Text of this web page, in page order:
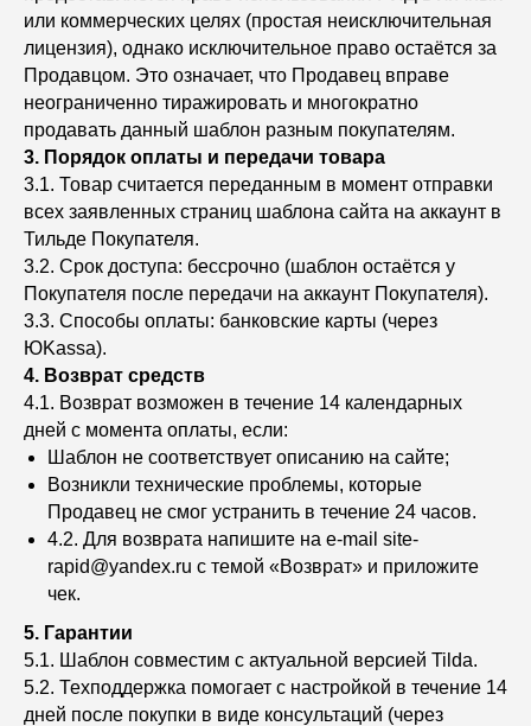
или коммерческих целях (простая неисключительная
лицензия), однако исключительное право остаётся за
Продавцом. Это означает, что Продавец вправе
неограниченно тиражировать и многократно
продавать данный шаблон разным покупателям.
3. Порядок оплаты и передачи товара
3.1. Товар считается переданным в момент отправки
всех заявленных страниц шаблона сайта на аккаунт в
Тильде Покупателя.
3.2. Срок доступа: бессрочно (шаблон остаётся у
Покупателя после передачи на аккаунт Покупателя).
3.3. Способы оплаты: банковские карты (через
ЮKassa).
4. Возврат средств
4.1. Возврат возможен в течение 14 календарных
дней с момента оплаты, если:
Шаблон не соответствует описанию на сайте;
Возникли технические проблемы, которые
Продавец не смог устранить в течение 24 часов.
4.2. Для возврата напишите на e-mail site-
rapid@yandex.ru с темой «Возврат» и приложите
чек.
5. Гарантии
5.1. Шаблон совместим с актуальной версией Tilda.
5.2. Техподдержка помогает с настройкой в течение 14
дней после покупки в виде консультаций (через